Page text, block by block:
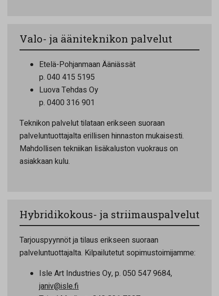
Valo- ja ääniteknikon palvelut
Etelä-Pohjanmaan Ääniässät
p. 040 415 5195
Luova Tehdas Oy
p. 0400 316 901
Teknikon palvelut tilataan erikseen suoraan
palveluntuottajalta erillisen hinnaston mukaisesti.
Mahdollisen tekniikan lisäkaluston vuokraus on
asiakkaan kulu.
Hybridikokous- ja striimauspalvelut
Tarjouspyynnöt ja tilaus erikseen suoraan
palveluntuottajalta. Kilpailutetut sopimustoimijamme:
Isle Art Industries Oy, p. 050 547 9684,
janiv@isle.fi